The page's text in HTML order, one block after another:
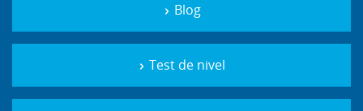
Blog
Test de nivel